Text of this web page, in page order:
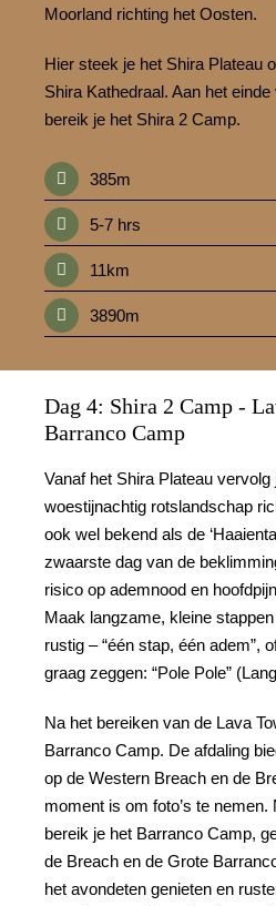
Moorland richting het Oosten.
Hier steek je het Shira Plateau
Shira Kathedraal. Aan het
bereik je het Shira 2 Camp.
385m
5-7 hrs
11km
3890m
Dag 4: Shira 2 Camp -
Barranco Camp
Vanaf het Shira Plateau
woestijnachtig rotslandschap
ook wel bekend als de
zwaarste dag van de
risico op ademnood en
Maak langzame, kleine
rustig – “één stap, één adem”,
graag zeggen: “Pole Pole”
Na het bereiken van de Lava
Barranco Camp. De afdaling
op de Western Breach en de
moment is om foto’s te
bereik je het Barranco Camp,
de Breach en de Grote
het avondeten genieten en